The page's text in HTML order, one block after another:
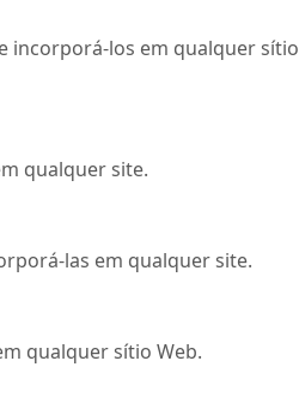
incorporá-los em qualquer sítio
qualquer site.
las em qualquer site.
qualquer sítio Web.